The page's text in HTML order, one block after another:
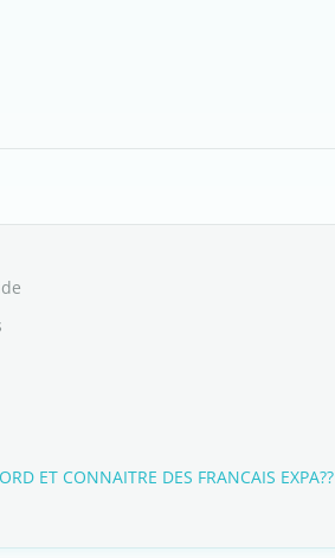
ET CONNAITRE DES FRANCAIS EXPA??